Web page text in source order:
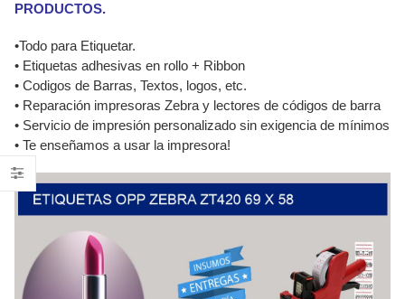
PRODUCTOS.
•Todo para Etiquetar.
• Etiquetas adhesivas en rollo + Ribbon
• Codigos de Barras, Textos, logos, etc.
• Reparación impresoras Zebra y lectores de códigos de barra
• Servicio de impresión personalizado sin exigencia de mínimos
• Te enseñamos a usar la impresora!